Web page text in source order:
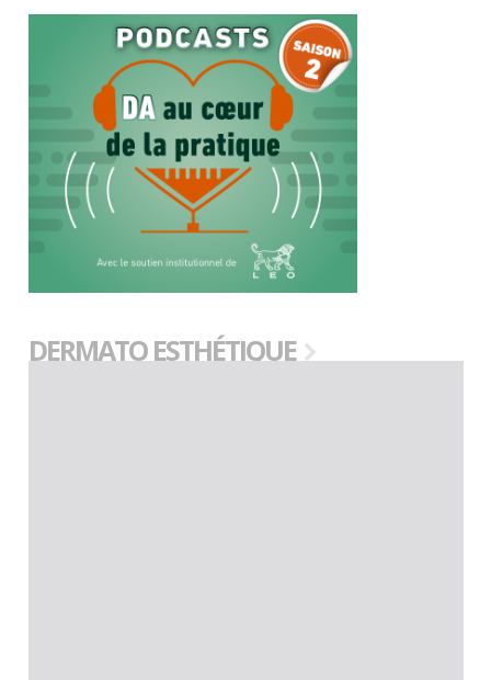
DERMATO ESTHÉTIQUE